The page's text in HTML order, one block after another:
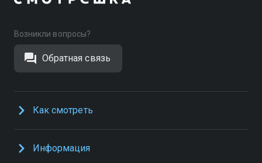
Возникли вопросы?
Обратная связь
Как смотреть
Информация